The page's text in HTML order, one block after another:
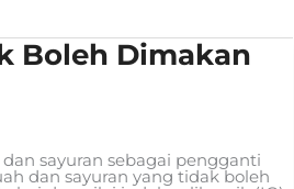
Boleh Dimakan
sayuran sebagai pengganti
dan sayuran yang tidak boleh